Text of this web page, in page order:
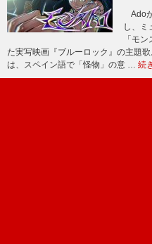
Ado
し、
「モ
た実写映画『ブルーロック』の主題
は、スペイン語で「怪物」の意 … 続